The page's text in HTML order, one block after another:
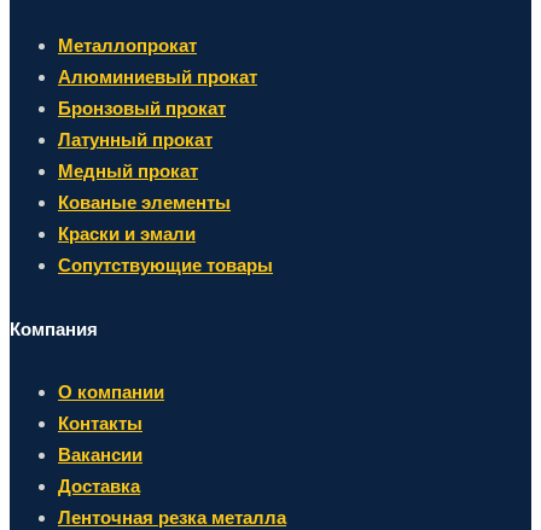
Металлопрокат
Алюминиевый прокат
Бронзовый прокат
Латунный прокат
Медный прокат
Кованые элементы
Краски и эмали
Сопутствующие товары
Компания
О компании
Контакты
Вакансии
Доставка
Ленточная резка металла